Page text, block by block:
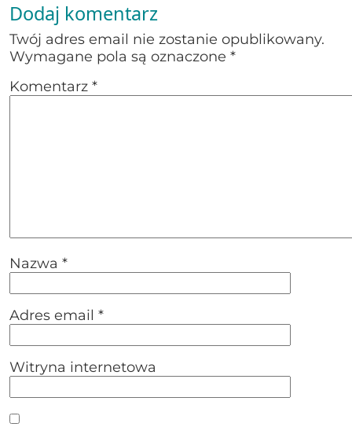
Dodaj komentarz
Twój adres email nie zostanie opublikowany.
Wymagane pola są oznaczone *
Komentarz *
Nazwa *
Adres email *
Witryna internetowa